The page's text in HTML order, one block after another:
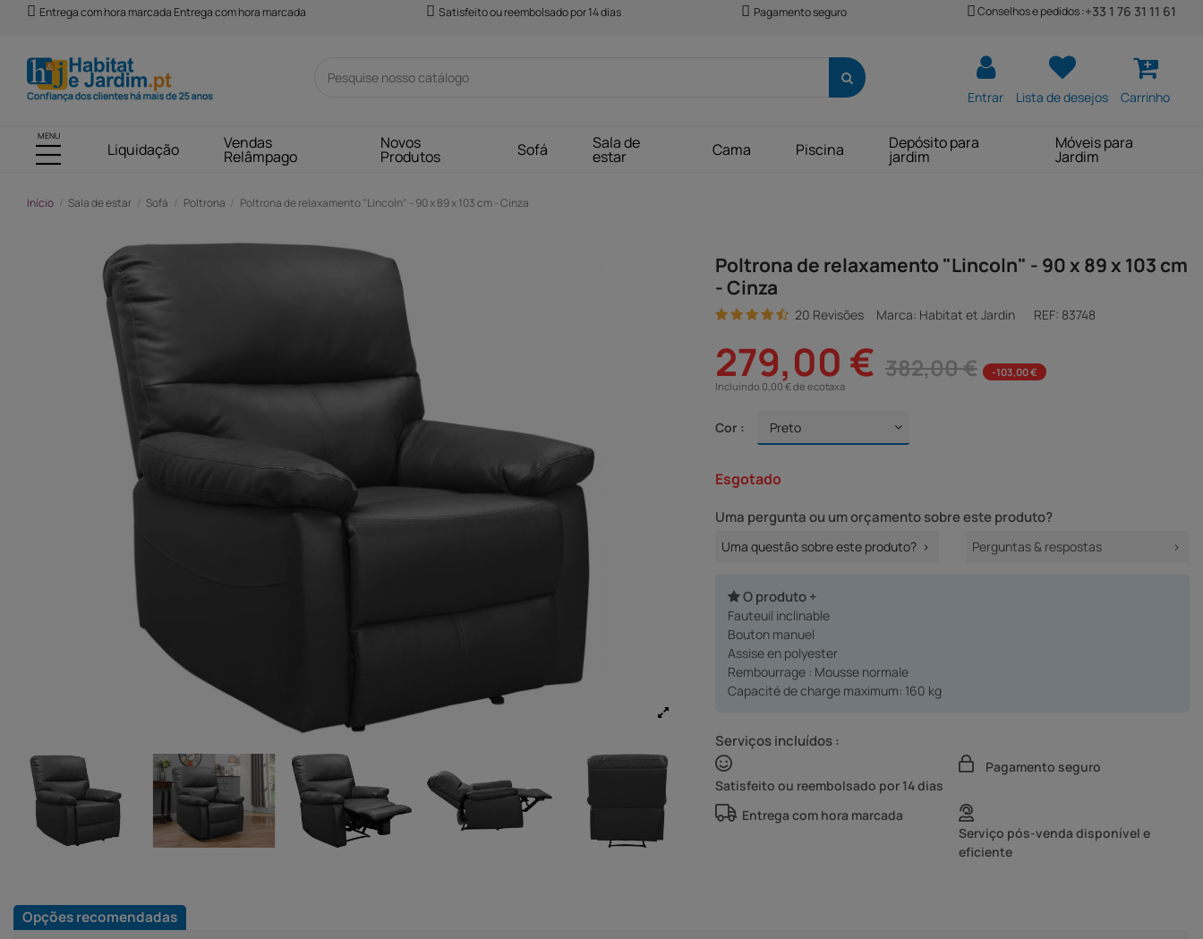
Entrega com hora marcada Entrega com hora marcada Satisfeito ou reembolsado por 14 dias Pagamento seguro Conselhos e pedidos :+33 1 76 31 11 61
Entrar Lista de desejos Carrinho
MENU
Liquidação Vendas
Relâmpago
Novos
Produtos Sofá Sala de
estar Cama Piscina Depósito para
jardim
Móveis para
Jardim
Início Sala de estar Sofá Poltrona Poltrona de relaxamento "Lincoln" - 90 x 89 x 103 cm - Cinza
Poltrona de relaxamento "Lincoln" - 90 x 89 x 103 cm
- Cinza
20 Revisões Marca: Habitat et Jardin REF: 83748
279,00 € 382,00 €
-103,00 €
Incluindo 0,00 € de ecotaxa
Cor :
Esgotado
Uma pergunta ou um orçamento sobre este produto?
Uma questão sobre este produto? Perguntas & respostas
O produto +
Fauteuil inclinable
Bouton manuel
Assise en polyester
Rembourrage : Mousse normale
Capacité de charge maximum: 160 kg
Serviços incluídos :
Satisfeito ou reembolsado por 14 dias
Pagamento seguro
Entrega com hora marcada
Serviço pós-venda disponível e
eficiente
Opções recomendadas